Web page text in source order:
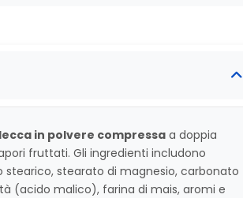
in polvere compressaa doppia
fruttati. Gli ingredienti includono
stearato di magnesio, carbonato
(acido malico), farina di mais, aromi e